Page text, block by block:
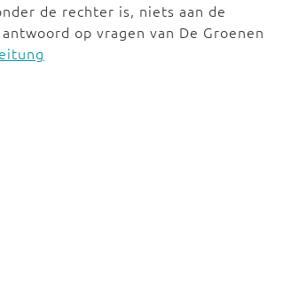
de rechter is, niets aan de
op vragen van De Groenen